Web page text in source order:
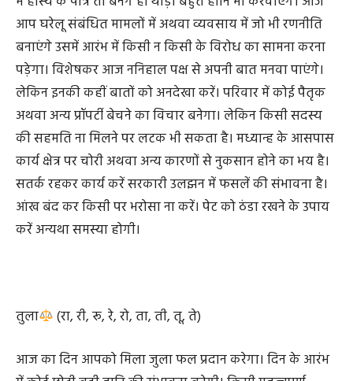
आज का दिन वैसे तो आपके अनुकूल ही रहेगा लेकिन जल्दबाजी में
अथवा किसी से प्रतिस्पर्धा के चलते स्वयं को श्रेष्ठ दिखाने की होड़
में हास्य के पात्र तो बनेंगे ही थोड़ी बहुत हानि भी करवाएंगे। आज
आप घरेलू संबंधित मामलों में अथवा व्यवसाय में जो भी रणनीति
बनाएंगे उसमें आरंभ में किसी न किसी के विरोध का सामना करना
पड़ेगा। विशेषकर आज ननिहाल पक्ष से अपनी बात मनवा पाएंगे।
लेकिन इनकी कहीं बातों को अनदेखा करें। परिवार में कोई पैतृक
अथवा अन्य प्रॉपर्टी बेचने का विचार बनेगा। लेकिन किसी सदस्य
की सहमति ना मिलने पर लटक भी सकता है। मध्यान्ह के आसपास
कार्य क्षेत्र पर चोरी अथवा अन्य कारणों से नुकसान होने का भय है।
सतर्क रहकर कार्य करें सरकारी उलझन में फसलें की संभावना है।
तुला (रा, री, रू, रे, रो, ता, ती, तू, ते)